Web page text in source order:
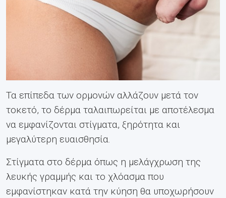
Τα επίπεδα των ορμονών αλλάζουν μετά τον
τοκετό, το δέρμα ταλαιπωρείται με αποτέλεσμα
να εμφανίζονται στίγματα, ξηρότητα και
μεγαλύτερη ευαισθησία.
Στίγματα στο δέρμα όπως η μελάγχρωση της
λευκής γραμμής και το χλόασμα που
εμφανίστηκαν κατά την κύηση θα υποχωρήσουν